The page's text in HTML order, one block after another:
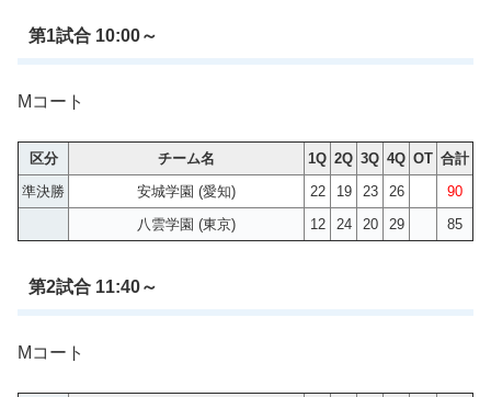
第1試合 10:00～
Mコート
区分 チーム名 1Q 2Q 3Q 4Q OT 合計
準決勝
安城学園 (愛知) 22 19 23 26
90
八雲学園 (東京)
12 24 20 29 85
第2試合 11:40～
Mコート